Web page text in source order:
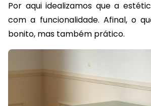
Por aqui idealizamos que a
com a funcionalidade. Afinal, o
bonito, mas também prático.